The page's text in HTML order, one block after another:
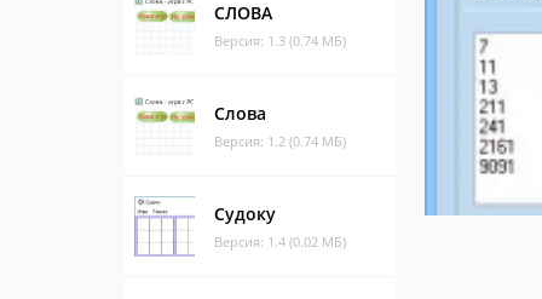
СЛОВА
Версия: 1.3 (0.74 МБ)
Слова
Версия: 1.2 (0.74 МБ)
Судоку
Версия: 1.4 (0.02 МБ)